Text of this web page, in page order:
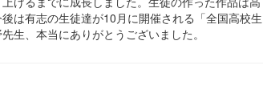
は有志の生徒達が10月に開催される「全国高校生
生、本当にありがとうございました。